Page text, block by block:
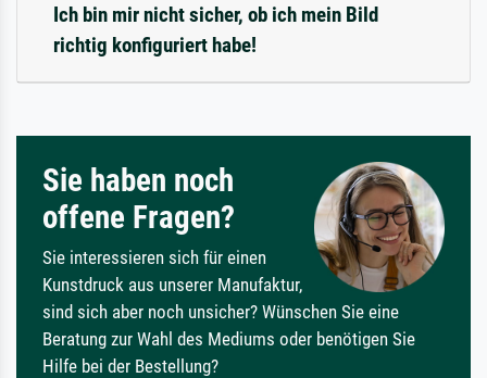
Ich bin mir nicht sicher, ob ich mein Bild
richtig konfiguriert habe!
Sie haben noch
offene Fragen?
Sie interessieren sich für einen
Kunstdruck aus unserer Manufaktur,
sind sich aber noch unsicher? Wünschen Sie eine
Beratung zur Wahl des Mediums oder benötigen Sie
Hilfe bei der Bestellung?